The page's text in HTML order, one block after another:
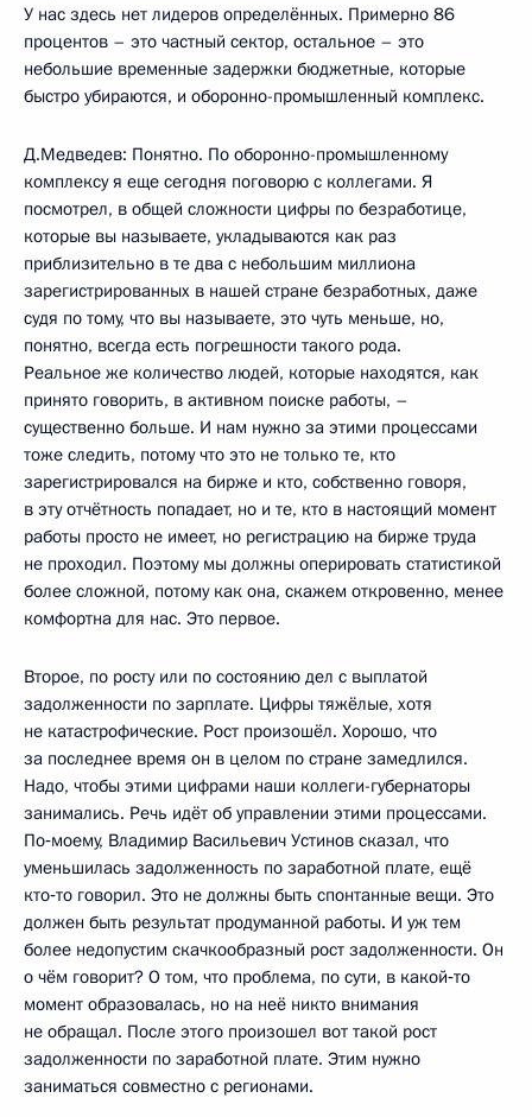
У нас здесь нет лидеров определённых. Примерно 86
процентов – это частный сектор, остальное – это
небольшие временные задержки бюджетные, которые
быстро убираются, и оборонно-промышленный комплекс.
Д.Медведев: Понятно. По оборонно-промышленному
комплексу я еще сегодня поговорю с коллегами. Я
посмотрел, в общей сложности цифры по безработице,
которые вы называете, укладываются как раз
приблизительно в те два с небольшим миллиона
зарегистрированных в нашей стране безработных, даже
судя по тому, что вы называете, это чуть меньше, но,
понятно, всегда есть погрешности такого рода.
Реальное же количество людей, которые находятся, как
принято говорить, в активном поиске работы, –
существенно больше. И нам нужно за этими процессами
тоже следить, потому что это не только те, кто
зарегистрировался на бирже и кто, собственно говоря,
в эту отчётность попадает, но и те, кто в настоящий момент
работы просто не имеет, но регистрацию на бирже труда
не проходил. Поэтому мы должны оперировать статистикой
более сложной, потому как она, скажем откровенно, менее
комфортна для нас. Это первое.
Второе, по росту или по состоянию дел с выплатой
задолженности по зарплате. Цифры тяжёлые, хотя
не катастрофические. Рост произошёл. Хорошо, что
за последнее время он в целом по стране замедлился.
Надо, чтобы этими цифрами наши коллеги-губернаторы
занимались. Речь идёт об управлении этими процессами.
По‑моему, Владимир Васильевич Устинов сказал, что
уменьшилась задолженность по заработной плате, ещё
кто‑то говорил. Это не должны быть спонтанные вещи. Это
должен быть результат продуманной работы. И уж тем
более недопустим скачкообразный рост задолженности. Он
о чём говорит? О том, что проблема, по сути, в какой‑то
момент образовалась, но на неё никто внимания
не обращал. После этого произошел вот такой рост
задолженности по заработной плате. Этим нужно
заниматься совместно с регионами.